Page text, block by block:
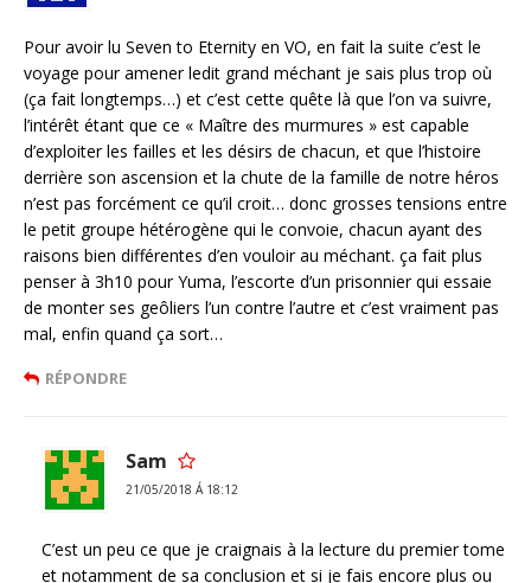
Pour avoir lu Seven to Eternity en VO, en fait la suite c’est le
voyage pour amener ledit grand méchant je sais plus trop où
(ça fait longtemps…) et c’est cette quête là que l’on va suivre,
l’intérêt étant que ce « Maître des murmures » est capable
d’exploiter les failles et les désirs de chacun, et que l’histoire
derrière son ascension et la chute de la famille de notre héros
n’est pas forcément ce qu’il croit… donc grosses tensions entre
le petit groupe hétérogène qui le convoie, chacun ayant des
raisons bien différentes d’en vouloir au méchant. ça fait plus
penser à 3h10 pour Yuma, l’escorte d’un prisonnier qui essaie
de monter ses geôliers l’un contre l’autre et c’est vraiment pas
mal, enfin quand ça sort…
RÉPONDRE
Sam
21/05/2018 Á 18:12
C’est un peu ce que je craignais à la lecture du premier tome
et notamment de sa conclusion et si je fais encore plus ou